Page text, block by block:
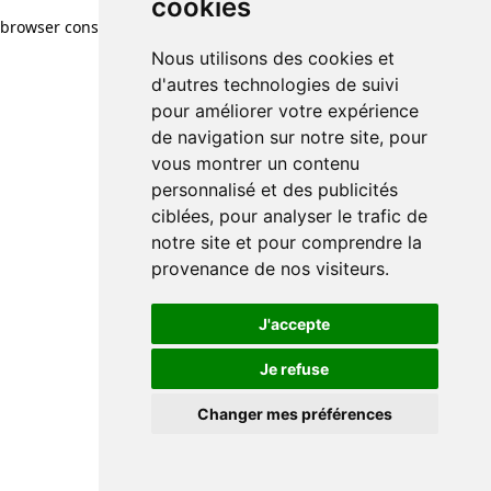
cookies
Nous utilisons des cookies et
d'autres technologies de suivi
pour améliorer votre expérience
de navigation sur notre site, pour
vous montrer un contenu
personnalisé et des publicités
ciblées, pour analyser le trafic de
notre site et pour comprendre la
provenance de nos visiteurs.
J'accepte
Je refuse
Changer mes préférences
browser console for more information)